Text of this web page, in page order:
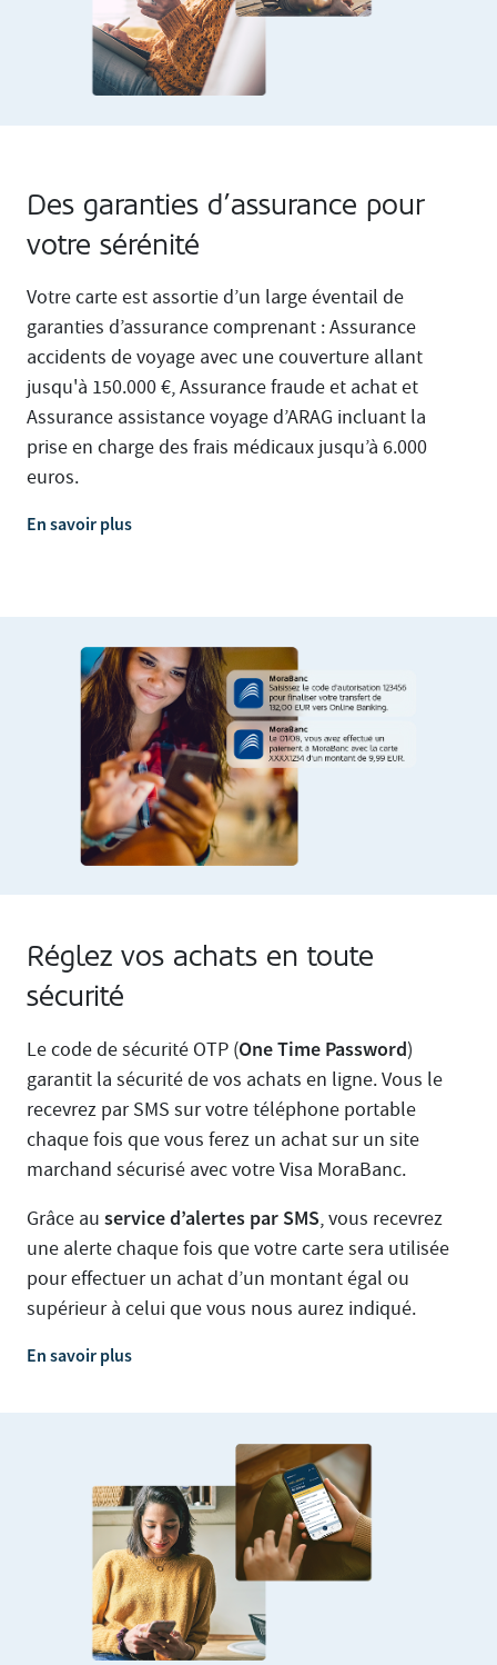
Des garanties d’assurance pour
votre sérénité
Votre carte est assortie d’un large éventail de
garanties d’assurance comprenant : Assurance
accidents de voyage avec une couverture allant
jusqu'à 150.000 €, Assurance fraude et achat et
Assurance assistance voyage d’ARAG incluant la
prise en charge des frais médicaux jusqu’à 6.000
euros.
En savoir plus
Réglez vos achats en toute
sécurité
Le code de sécurité OTP (One Time Password)
garantit la sécurité de vos achats en ligne. Vous le
recevrez par SMS sur votre téléphone portable
chaque fois que vous ferez un achat sur un site
marchand sécurisé avec votre Visa MoraBanc.
Grâce au service d’alertes par SMS, vous recevrez
une alerte chaque fois que votre carte sera utilisée
pour effectuer un achat d’un montant égal ou
supérieur à celui que vous nous aurez indiqué.
En savoir plus